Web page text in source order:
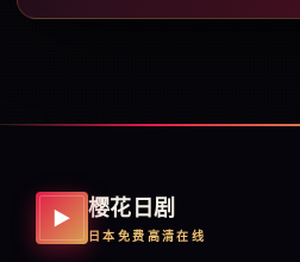
▶ 樱花日剧
日本免费高清在线